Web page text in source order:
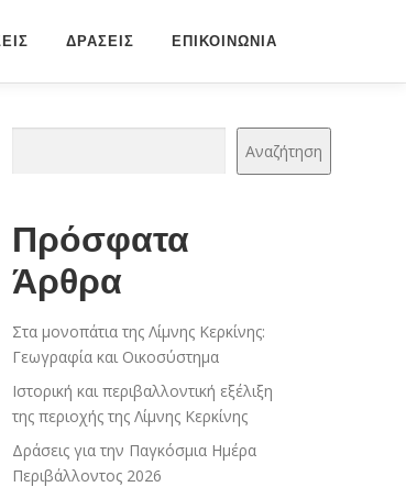
ΔΡΆΣΕΙΣ ΕΠΙΚΟΙΝΩΝΙΑ
Αναζήτηση
Πρόσφατα
Άρθρα
Στα μονοπάτια της Λίμνης Κερκίνης:
Γεωγραφία και Οικοσύστημα
Ιστορική και περιβαλλοντική εξέλιξη
της περιοχής της Λίμνης Κερκίνης
Δράσεις για την Παγκόσμια Ημέρα
Περιβάλλοντος 2026